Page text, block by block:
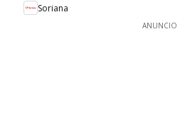
Soriana
ANUNCIO